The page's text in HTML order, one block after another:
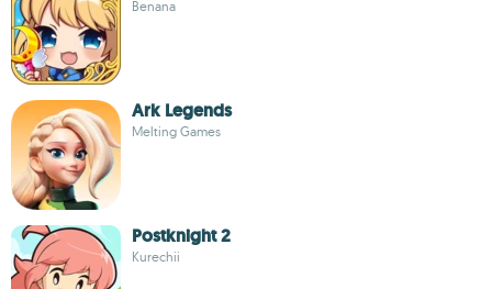
Benana
Ark Legends
Melting Games
Postknight 2
Kurechii